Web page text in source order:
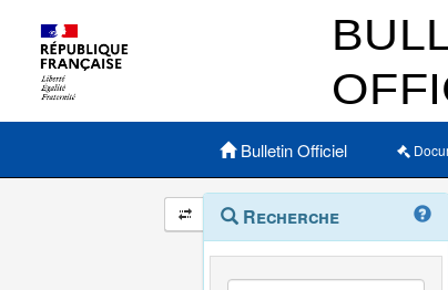
Menu principal
Bulletin Officiel
Navigation
et
outils
annexes
Menu
contextuel
Recherche